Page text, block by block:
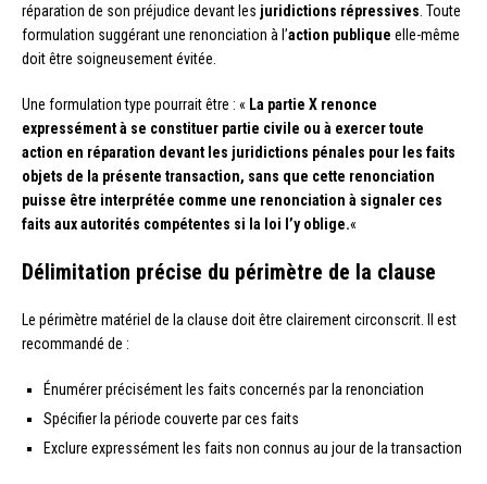
réparation de son préjudice devant les juridictions répressives. Toute
formulation suggérant une renonciation à l’action publique elle-même
doit être soigneusement évitée.
Une formulation type pourrait être : « La partie X renonce
expressément à se constituer partie civile ou à exercer toute
action en réparation devant les juridictions pénales pour les faits
objets de la présente transaction, sans que cette renonciation
puisse être interprétée comme une renonciation à signaler ces
faits aux autorités compétentes si la loi l’y oblige.«
Délimitation précise du périmètre de la clause
Le périmètre matériel de la clause doit être clairement circonscrit. Il est
recommandé de :
Énumérer précisément les faits concernés par la renonciation
Spécifier la période couverte par ces faits
Exclure expressément les faits non connus au jour de la transaction